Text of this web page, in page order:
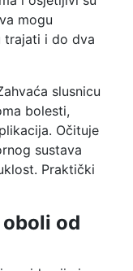
mogu
trajati i do dva
slusnicu
bolesti,
Očituje
sustava
Praktički
od